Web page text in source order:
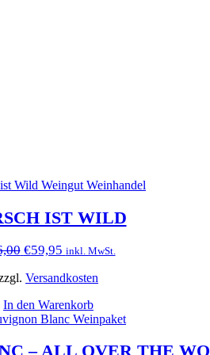
IST WILD
Ursprünglicher
war:
€59,95Aktueller
ist:
inkl. MwSt.
Versandkosten
In den Warenkorb
– ALL OVER THE